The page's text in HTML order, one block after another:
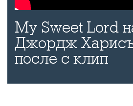
My Sweet Lord
Джордж
после с клип